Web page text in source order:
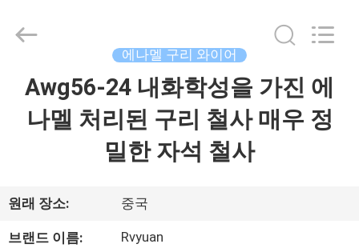
동
2026
Material
Co,.Ltd.
Reserved.
에나멜 구리 와이어
Awg56-24 내화학성을 가진 에
나멜 처리된 구리 철사 매우 정
밀한 자석 철사
원래 장소: 중국
브랜드 이름: Rvyuan